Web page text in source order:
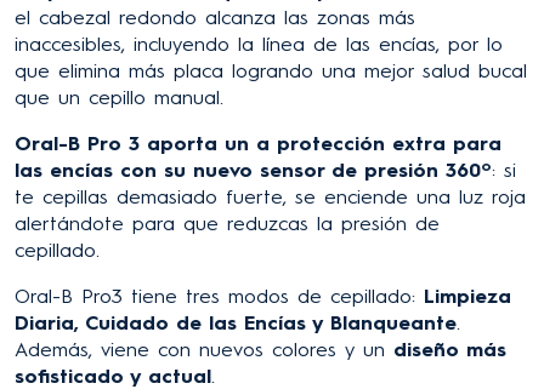
el cabezal redondo alcanza las zonas más
inaccesibles, incluyendo la línea de las encías, por lo
que elimina más placa logrando una mejor salud bucal
que un cepillo manual.
Oral-B Pro 3 aporta un a protección extra para
las encías con su nuevo sensor de presión 360º: si
te cepillas demasiado fuerte, se enciende una luz roja
alertándote para que reduzcas la presión de
cepillado.
Oral-B Pro3 tiene tres modos de cepillado: Limpieza
Diaria, Cuidado de las Encías y Blanqueante
Además, viene con nuevos colores y un diseño más
sofisticado y actual